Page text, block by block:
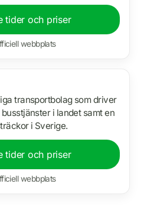
tider och priser
webbplats
transportbolag som driver
i landet samt en
i Sverige.
tider och priser
webbplats